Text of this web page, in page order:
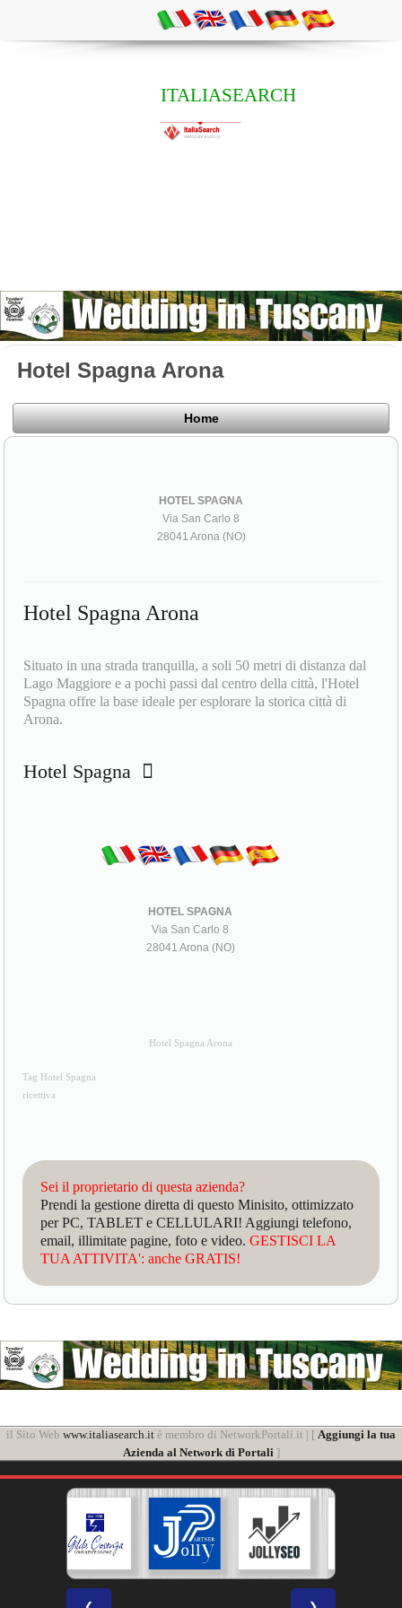
ITALIASEARCH
Hotel Spagna Arona
Home
HOTEL SPAGNA
Via San Carlo 8
28041 Arona (NO)
Hotel Spagna Arona
Situato in una strada tranquilla, a soli 50 metri di distanza dal
Lago Maggiore e a pochi passi dal centro della città, l'Hotel
Spagna offre la base ideale per esplorare la storica città di
Arona.
Hotel Spagna
HOTEL SPAGNA
Via San Carlo 8
28041 Arona (NO)
Hotel Spagna Arona
Tag Hotel Spagna
ricettiva
Sei il proprietario di questa azienda?
Prendi la gestione diretta di questo Minisito, ottimizzato
per PC, TABLET e CELLULARI! Aggiungi telefono,
email, illimitate pagine, foto e video.GESTISCI LA
TUA ATTIVITA': anche GRATIS!
il Sito Web www.italiasearch.it è membro di NetworkPortali.it | [ Aggiungi la tua
Azienda al Network di Portali]